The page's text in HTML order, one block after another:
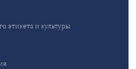
этикета и культуры